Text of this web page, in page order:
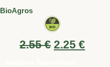
BioAgros
2.55€ 2.25 €